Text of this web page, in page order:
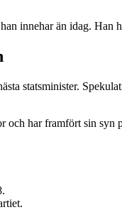
innehar än idag.
statsminister.
har framfört sin syn